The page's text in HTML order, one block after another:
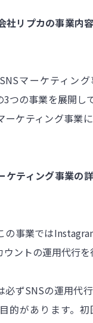
社リプカの事業内
マーケティン
3つの事業を展開し
ーケティング事業
ケティング事業の
の事業では
ントの運用代行を
必ずSNSの運用代
的があります。